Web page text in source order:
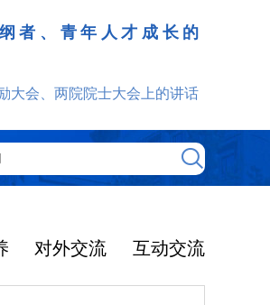
者、青年人才成长的
会、两院院士大会上的讲话
对外交流 互动交流